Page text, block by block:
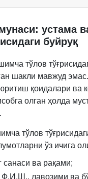
устама
буйруқ
тўлов
шакли мавжуд
қоидалари ва
олган ҳолда
тўлов
ўз ичига
санаси ва рақами;
Ф.И.Ш., лавозими ва